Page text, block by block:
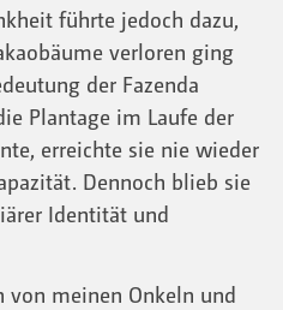
führte jedoch dazu,
verloren ging
der Fazenda
Plantage im Laufe der
erreichte sie nie wieder
Dennoch blieb sie
Identität und
von meinen Onkeln und